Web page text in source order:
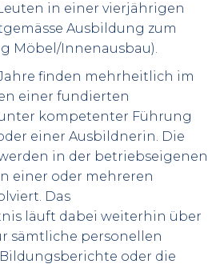
in einer vierjährigen
Ausbildung zum
Möbel/Innenausbau).
finden mehrheitlich im
einer fundierten
kompetenter Führung
einer Ausbildnerin. Die
in der betriebseigenen
einer oder mehreren
Das
läuft dabei weiterhin über
sämtliche personellen
oder die